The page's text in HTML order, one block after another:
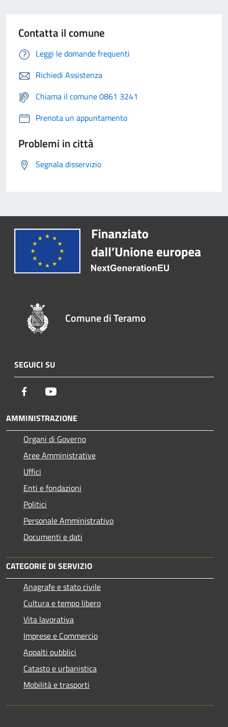
Contatta il comune
Leggi le domande frequenti
Richiedi Assistenza
Chiama il comune 0861 3241
Prenota un appuntamento
Problemi in città
Segnala disservizio
Comune di Teramo
SEGUICI SU
Facebook
AMMINISTRAZIONE
Organi di Governo
Aree Amministrative
Uffici
Enti e fondazioni
Politici
Personale Amministrativo
Documenti e dati
CATEGORIE DI SERVIZIO
Anagrafe e stato civile
Cultura e tempo libero
Vita lavorativa
Imprese e Commercio
Appalti pubblici
Catasto e urbanistica
Mobilità e trasporti